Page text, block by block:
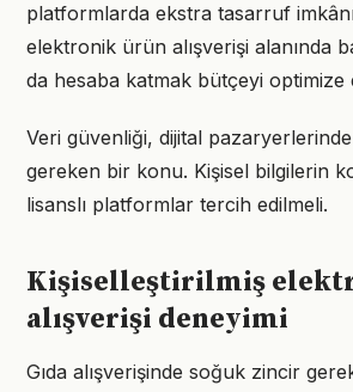
platformlarda ekstra tasarruf
elektronik ürün alışverişi alanında
da hesaba katmak bütçeyi optimize
Veri güvenliği, dijital
gereken bir konu. Kişisel bilgilerin
lisanslı platformlar tercih edilmeli.
Kişiselleştirilmiş
alışverişi deneyimi
Gıda alışverişinde soğuk zincir